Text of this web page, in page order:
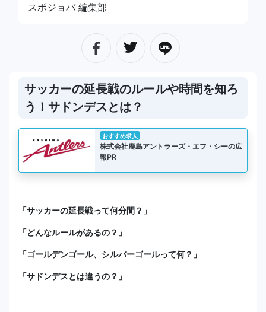
スポジョバ 編集部
サッカーの延長戦のルールや時間を知ろ
う！サドンデスとは？
おすすめ求人
株式会社鹿島アントラーズ・エフ・シーの広
報PR
「サッカーの延長戦って何分間？」
「どんなルールがあるの？」
「ゴールデンゴール、シルバーゴールって何？」
「サドンデスとは違うの？」